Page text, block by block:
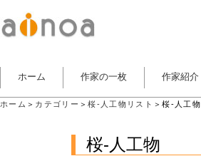
ホーム 作家の一枚 作家紹介
ホーム ＞ カテゴリー ＞桜-人工物リスト ＞桜-人工物
桜-人工物